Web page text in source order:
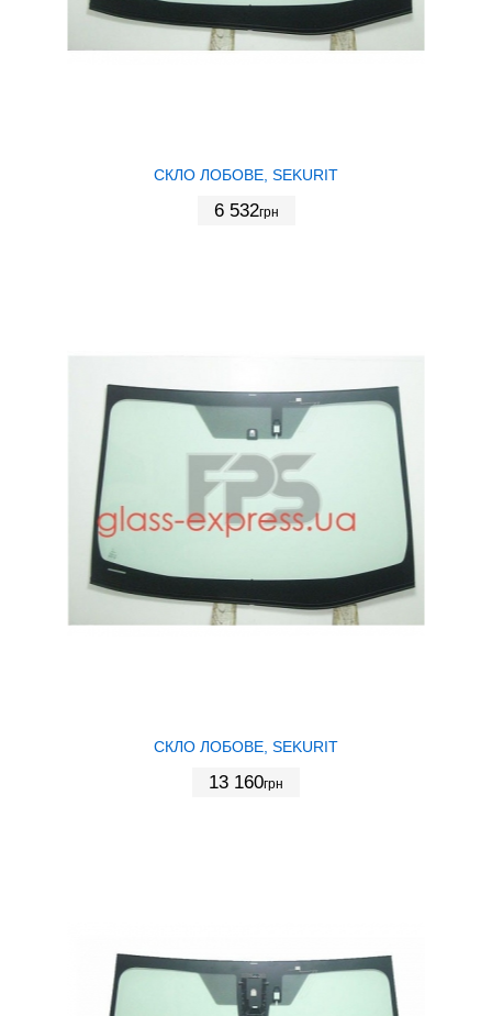
СКЛО ЛОБОВЕ, SEKURIT
6 532грн
СКЛО ЛОБОВЕ, SEKURIT
13 160грн